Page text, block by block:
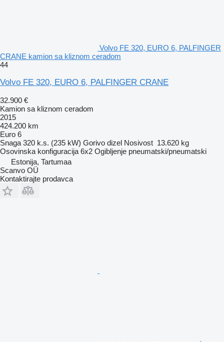
Volvo FE 320, EURO 6, PALFINGER
CRANE kamion sa kliznom ceradom
44
Volvo FE 320, EURO 6, PALFINGER CRANE
32.900 €
Kamion sa kliznom ceradom
2015
424.200 km
Euro 6
Snaga 320 k.s. (235 kW) Gorivo dizel Nosivost 13.620 kg
Osovinska konfiguracija 6x2 Ogibljenje pneumatski/pneumatski
Estonija, Tartumaa
Scanvo OÜ
Kontaktirajte prodavca